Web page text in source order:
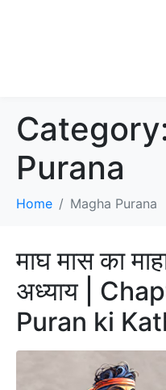
Purana
Home Magha Purana
माघ मास का
अध्याय |
Puran ki